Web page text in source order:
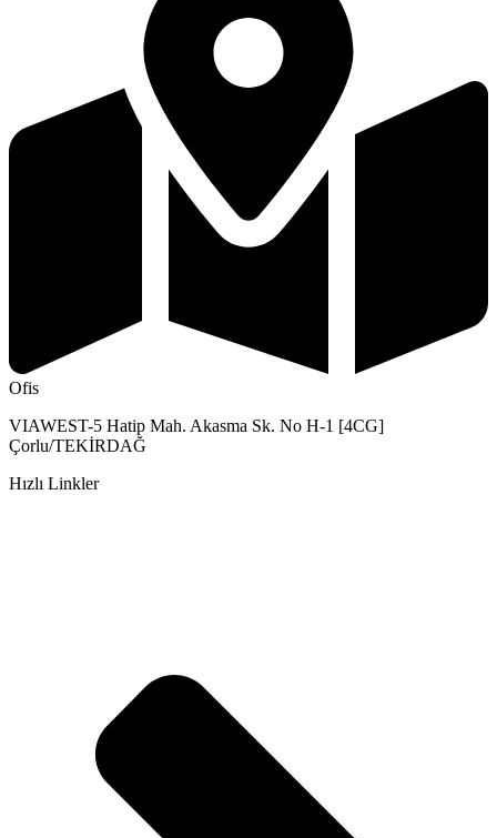
Ofis
VIAWEST-5 Hatip Mah. Akasma Sk. No H-1 [4CG]
Çorlu/TEKİRDAĞ
Hızlı Linkler